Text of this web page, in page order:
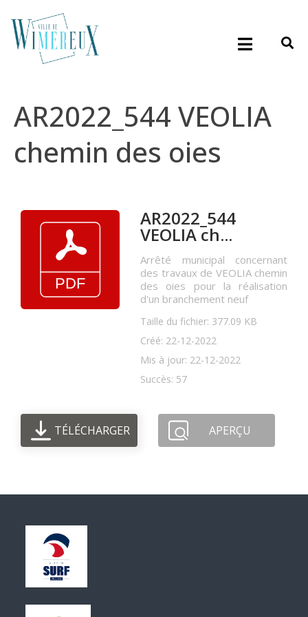
AR2022_544 VEOLIA
chemin des oies
AR2022_544
VEOLIA ch...
Arrêté municipal concernant
des travaux de VEOLIA chemin
des oies pour la réalisation
d'un branchement neuf
Taille du fichier: 377.09 KB
Créé: 22-12-2022
Mis à jour: 22-12-2022
Succès: 57
TÉLÉCHARGER APERÇU